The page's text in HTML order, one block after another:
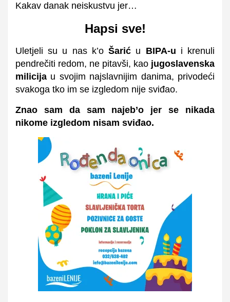
Kakav danak neiskustvu jer…
Hapsi sve!
Uletjeli su u nas k’oŠarić u BIPA-u i krenuli
pendrečiti redom, ne pitavši, kao jugoslavenska
milicija u svojim najslavnijim danima, privodeći
svakoga tko im se izgledom nije sviđao.
Znao sam da sam najeb’o jer se nikada
nikome izgledom nisam sviđao.